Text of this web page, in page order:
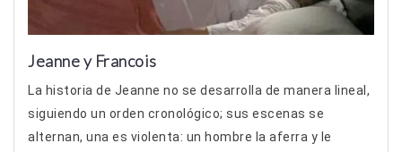
Jeanne y Francois
La historia de Jeanne no se desarrolla de manera lineal,
siguiendo un orden cronológico; sus escenas se
alternan, una es violenta: un hombre la aferra y le